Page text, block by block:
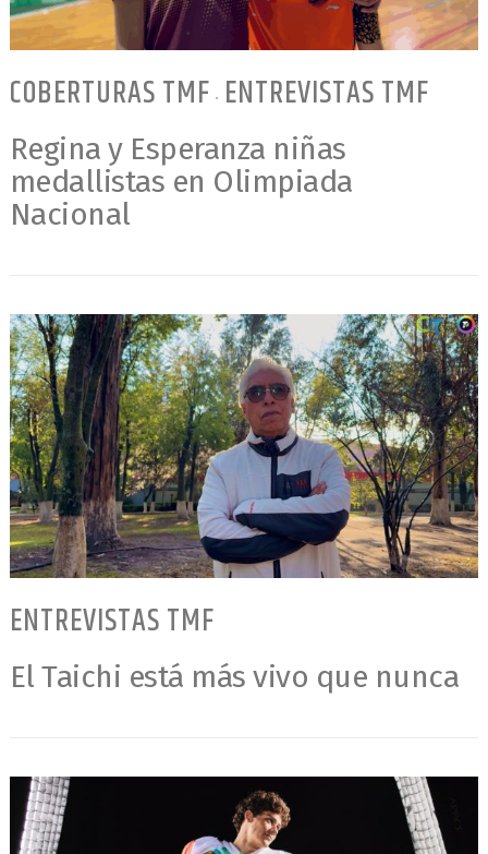
COBERTURAS TMF • ENTREVISTAS TMF
Regina y Esperanza niñas
medallistas en Olimpiada
Nacional
ENTREVISTAS TMF
El Taichi está más vivo que nunca